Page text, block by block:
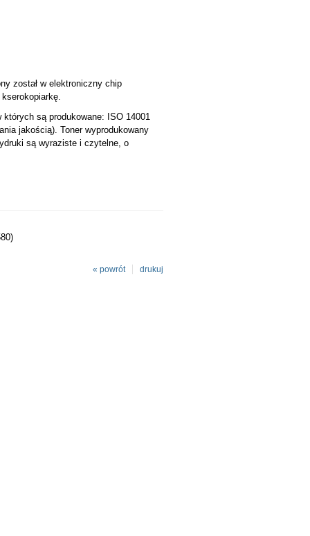
został w elektroniczny chip
są produkowane: ISO 14001
jakością). Toner wyprodukowany
są wyraziste i czytelne, o
drukuj
« powrót